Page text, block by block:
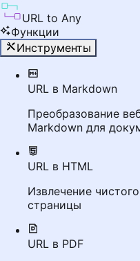
URL to Any
Функции
Инструменты
URL в Markdown
Преобразование
Markdown для
URL в HTML
Извлечение
страницы
URL в PDF